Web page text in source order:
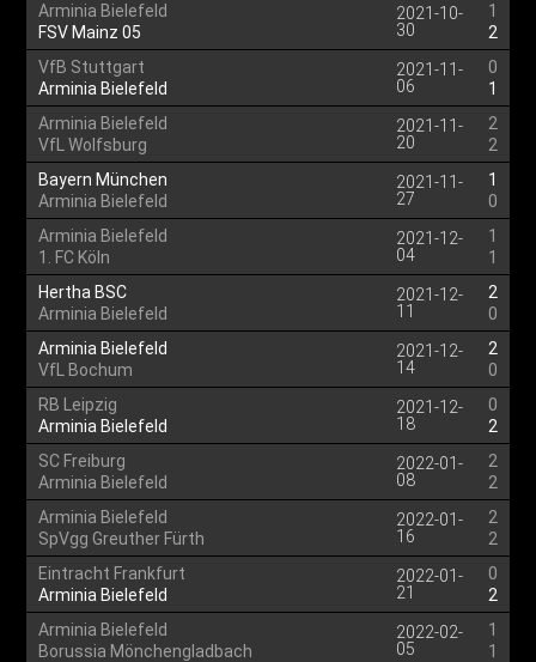
Arminia Bielefeld
FSV Mainz 05
2021-10-
30
1
2
VfB Stuttgart
Arminia Bielefeld
2021-11-
06
0
1
Arminia Bielefeld
VfL Wolfsburg
2021-11-
20
2
2
Bayern München
Arminia Bielefeld
2021-11-
27
1
0
Arminia Bielefeld
1. FC Köln
2021-12-
04
1
1
Hertha BSC
Arminia Bielefeld
2021-12-
11
2
0
Arminia Bielefeld
VfL Bochum
2021-12-
14
2
0
RB Leipzig
Arminia Bielefeld
2021-12-
18
0
2
SC Freiburg
Arminia Bielefeld
2022-01-
08
2
2
Arminia Bielefeld
SpVgg Greuther Fürth
2022-01-
16
2
2
Eintracht Frankfurt
Arminia Bielefeld
2022-01-
21
0
2
Arminia Bielefeld
Borussia Mönchengladbach
2022-02-
05
1
1